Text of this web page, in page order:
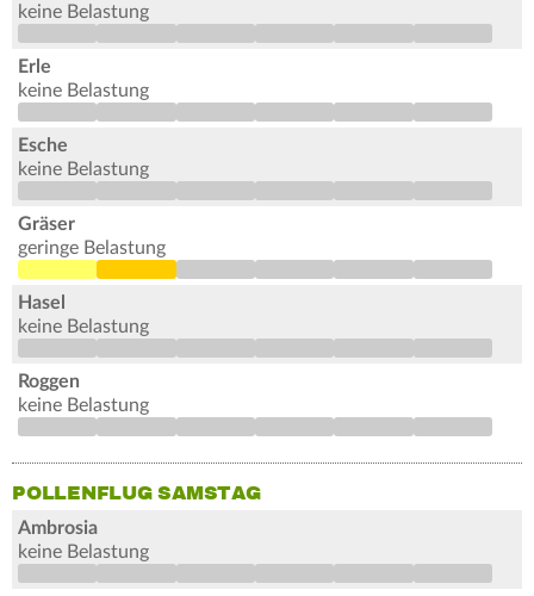
keine Belastung
Erle
keine Belastung
Esche
keine Belastung
Gräser
geringe Belastung
Hasel
keine Belastung
Roggen
keine Belastung
POLLENFLUG SAMSTAG
Ambrosia
keine Belastung